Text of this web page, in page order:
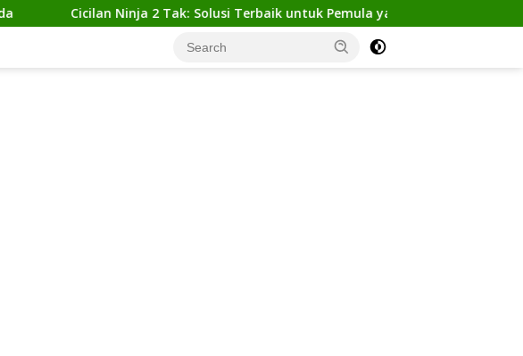
Cicilan Ninja 2 Tak: Solusi Terbaik untuk Pemula yang Ingin Tampil Gagah